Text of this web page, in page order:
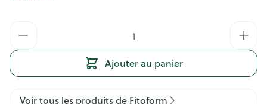
Ajouter au panier
Voir tous les produits de Fitoform